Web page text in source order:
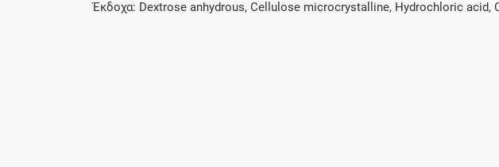
Έκδοχα: Dextrose anhydrous, Cellulose microcrystalline, Hydrochloric